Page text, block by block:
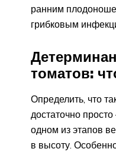
ранним
грибковым
томатов:
Определить, что
достаточно
одном из этапов
в высоту.